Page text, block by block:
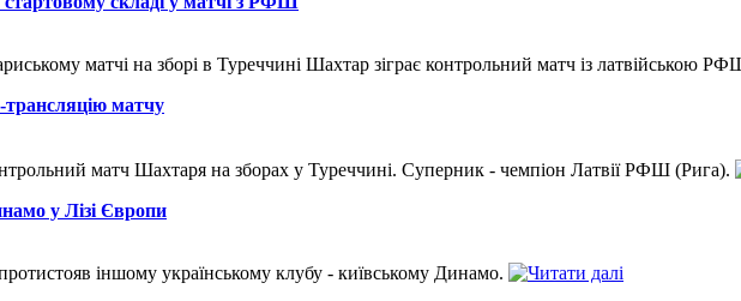
матчі на зборі в Туреччині Шахтар зіграє контрольний матч із латвійською
матчу
матч Шахтаря на зборах у Туреччині. Суперник - чемпіон Латвії РФШ (Рига).
у Лізі Європи
іншому українському клубу - київському Динамо.